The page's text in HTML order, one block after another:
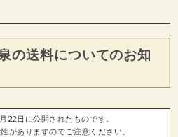
の送料についてのお知
22日に公開されたものです。
がありますのでご注意ください。